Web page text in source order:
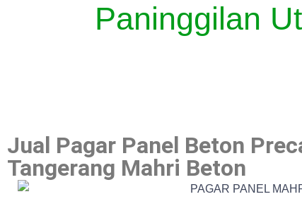
Paninggilan
Jual Pagar Panel Beton
Tangerang Mahri Beton